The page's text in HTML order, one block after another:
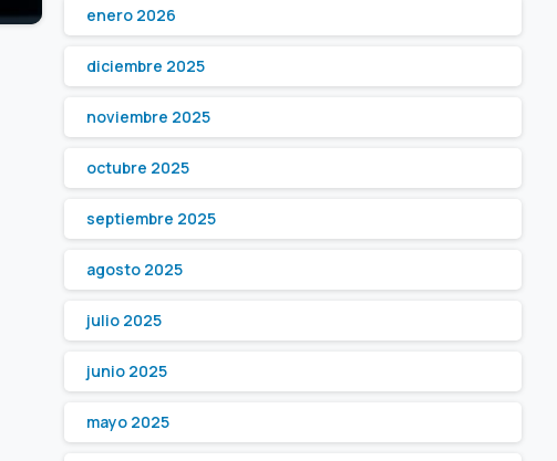
enero 2026
diciembre 2025
noviembre 2025
octubre 2025
septiembre 2025
agosto 2025
julio 2025
junio 2025
mayo 2025